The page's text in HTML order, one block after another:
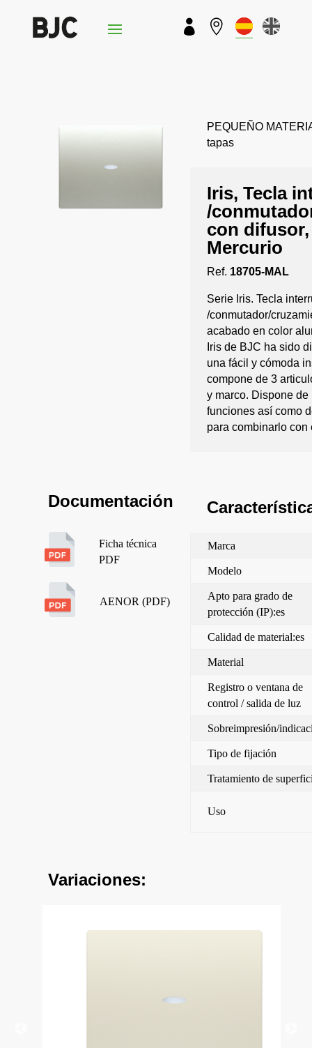
 
PEQUEÑO
tapas
Iris, Tecla
/
con
Mercurio
Ref. 18705-MAL
Serie Iris. Tecla
/conmutador/
acabado en color
Iris de BJC ha sido
una fácil y cómoda
compone de 3
y marco. Dispone
funciones así como
para combinarlo
Documentación
Ficha técnica
PDF
AENOR (PDF)
Marca
Modelo
Apto para grado de
protección (IP):es
Calidad de material:es
Material
Registro o ventana de
control / salida de luz
Sobreimpresión/
Tipo de fijación
Tratamiento de
Uso
Variaciones: